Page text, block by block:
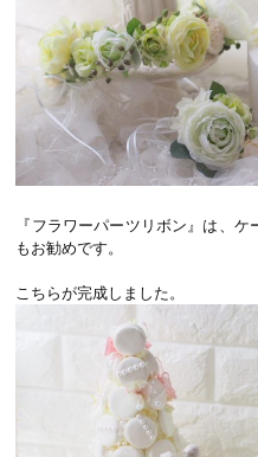
『フラワーパーツリボン』は、
もお勧めです。
こちらが完成しました。